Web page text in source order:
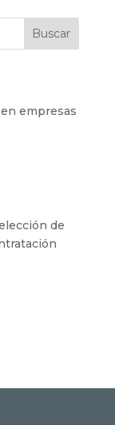
Buscar
empresas
de